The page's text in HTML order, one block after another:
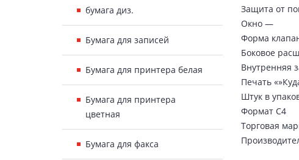
Защита от
Окно —
Форма
Боковое
Внутренняя
Печать
Штук в
Формат С4
Торговая
бумага диз.
Бумага для записей
Бумага для принтера белая
Бумага для принтера
цветная
Бумага для факса